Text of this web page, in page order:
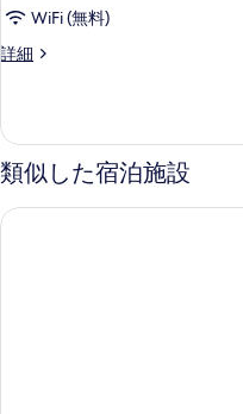
WiFi (無料)
詳細
Superior
詳
細
類似した宿泊施設
ヴィンチ パレス ホテル